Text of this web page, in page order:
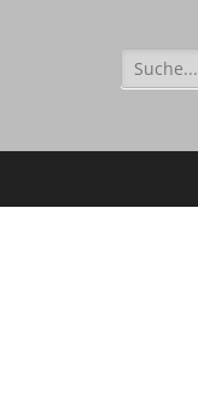
Suchen
nach: